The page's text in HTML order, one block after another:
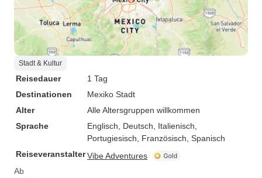
Stadt & Kultur
Reisedauer
1 Tag
Destinationen
Mexiko Stadt
Alter
Alle Altersgruppen willkommen
Sprache
Englisch, Deutsch, Italienisch,
Portugiesisch, Französisch, Spanisch
ReiseveranstalterVibe Adventures
Ab